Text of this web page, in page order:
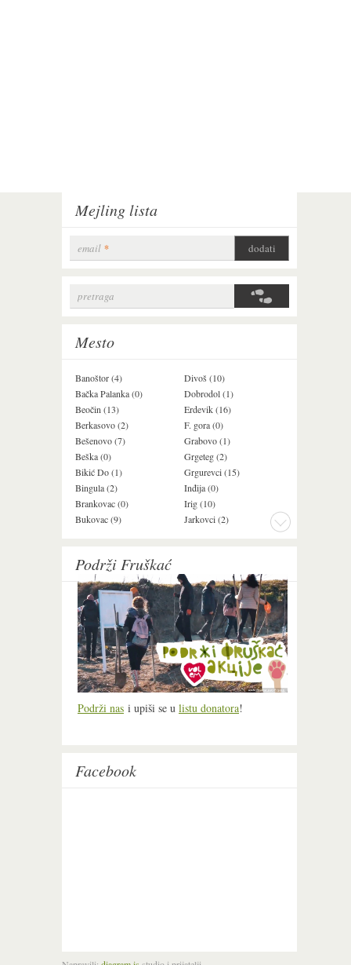
Mejling lista
email *
Search form
pretraga
Mesto
Banoštor (4)
Bačka Palanka (0)
Beočin (13)
Berkasovo (2)
Bešenovo (7)
Beška (0)
Bikić Do (1)
Bingula (2)
Brankovac (0)
Bukovac (9)
Divoš (10)
Dobrodol (1)
Erdevik (16)
F. gora (0)
Grabovo (1)
Grgeteg (2)
Grgurevci (15)
Inđija (0)
Irig (10)
Jarkovci (2)
Podrži Fruškać
Podrži nas i upiši se u listu donatora!
Facebook